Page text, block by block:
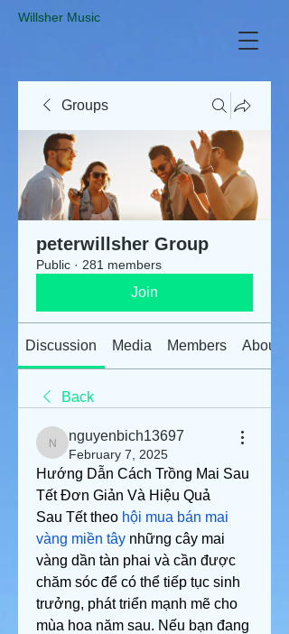
​Willsher Music
Groups
peterwillsher Group
Public · 281 members
Join
Discussion Media Members About
Back
nguyenbich13697
nguyenbich13697
February 7, 2025
Hướng Dẫn Cách Trồng Mai Sau
Tết Đơn Giản Và Hiệu Quả
Sau Tết theo hội mua bán mai
vàng miền tây những cây mai
vàng dần tàn phai và cần được
chăm sóc để có thể tiếp tục sinh
trưởng, phát triển mạnh mẽ cho
mùa hoa năm sau. Nếu bạn đang